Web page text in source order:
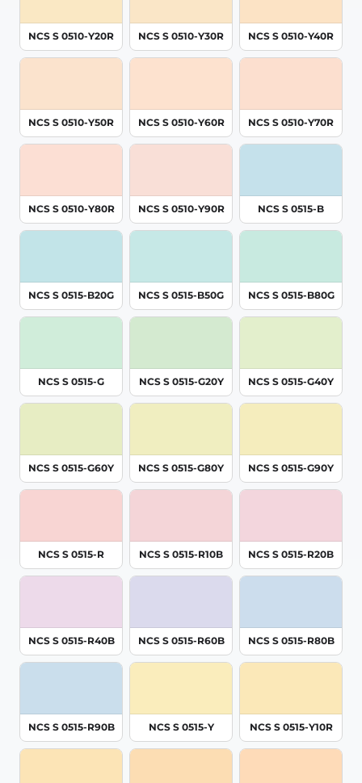
NCS S 0510-Y20R NCS S 0510-Y30R NCS S 0510-Y40R
NCS S 0510-Y50R NCS S 0510-Y60R NCS S 0510-Y70R
NCS S 0510-Y80R NCS S 0510-Y90R NCS S 0515-B
NCS S 0515-B20G NCS S 0515-B50G NCS S 0515-B80G
NCS S 0515-G NCS S 0515-G20Y NCS S 0515-G40Y
NCS S 0515-G60Y NCS S 0515-G80Y NCS S 0515-G90Y
NCS S 0515-R NCS S 0515-R10B NCS S 0515-R20B
NCS S 0515-R40B NCS S 0515-R60B NCS S 0515-R80B
NCS S 0515-R90B NCS S 0515-Y NCS S 0515-Y10R